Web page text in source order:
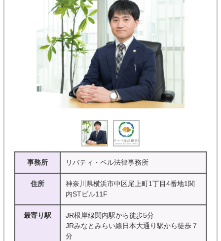
事務所 リバティ・ベル法律事務所
住所
神奈川県横浜市中区尾上町1丁目4番地1関
内STビル11F
最寄り駅
JR根岸線関内駅から徒歩5分
JRみなとみらい線日本大通り駅から徒歩７
分